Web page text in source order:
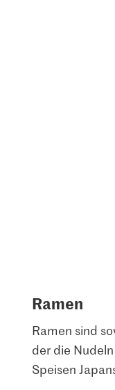
Ramen
Ramen sind
der die
Speisen